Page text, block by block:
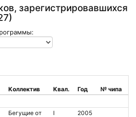
зарегистрировавшихся
Коллектив Квал. Год № чипа
Бегущие от
I 2005